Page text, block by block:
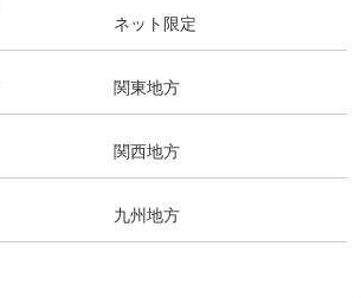
ネット限定
関東地方
関西地方
九州地方